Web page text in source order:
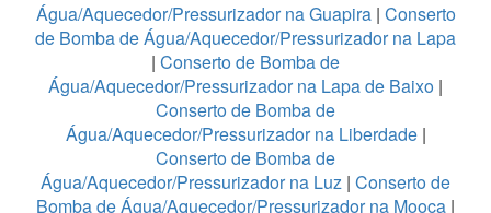
Água/Aquecedor/Pressurizador na Guapira| Conserto
de Bomba de Água/Aquecedor/Pressurizador na Lapa
| Conserto de Bomba de
Água/Aquecedor/Pressurizador na Lapa de Baixo |
Conserto de Bomba de
Água/Aquecedor/Pressurizador na Liberdade |
Conserto de Bomba de
Água/Aquecedor/Pressurizador na Luz | Conserto de
Bomba de Água/Aquecedor/Pressurizador na Mooca |